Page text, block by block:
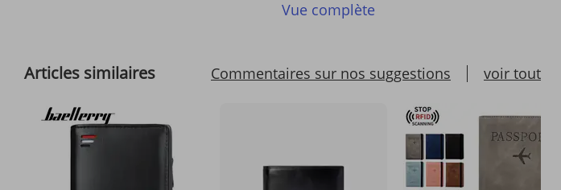
Vue complète
Articles similaires Commentaires sur nos suggestions voir tout